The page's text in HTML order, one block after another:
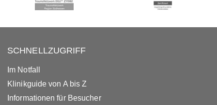
SCHNELLZUGRIFF
Im Notfall
Klinikguide von A bis Z
Informationen für Besucher